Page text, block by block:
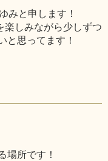
みと申します！
しみながら少しずつ
と思ってます！
場所です！